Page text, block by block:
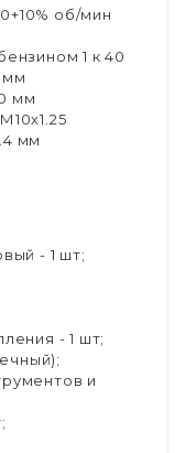
об/мин
1 к 40
мм
мм
мм
- 1 шт;
- 1 шт;
и